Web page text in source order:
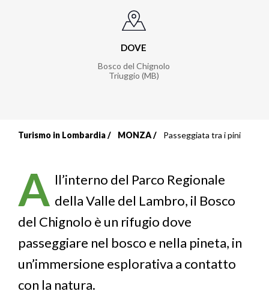
DOVE
Bosco del Chignolo
Triuggio (MB)
di
pane
Turismo in Lombardia MONZA Passeggiata tra i pini
A ll’interno del Parco Regionale
della Valle del Lambro, il Bosco
del Chignolo è un rifugio dove
passeggiare nel bosco e nella pineta, in
un’immersione esplorativa a contatto
con la natura.